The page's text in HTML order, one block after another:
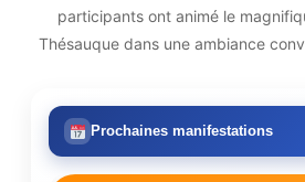
participants ont animé le
Thésauque dans une ambiance
Prochaines manifestations